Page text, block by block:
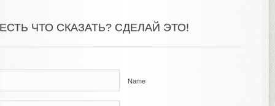
ЧТО СКАЗАТЬ? СДЕЛАЙ ЭТО!
Name